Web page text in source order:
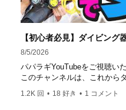
達成！ ――――――――――――――――― パパラギダイ
ビングスクール 本店 神奈
はコチラ
https://www.papalagi.co.jp/
8/5/2026
パパラギYouTubeをご視聴い
このチャンネルは、これから
や悩みごとを解消するための
ひとりでも多くの方に、素敵
1.2K 回 • 18 好き • 1 コメント